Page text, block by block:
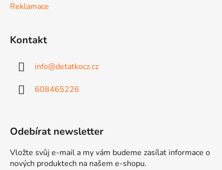
Reklamace
Kontakt
info@detatkocz.cz
608465226
Odebírat newsletter
Vložte svůj e-mail a my vám budeme zasílat informace o
nových produktech na našem e-shopu.